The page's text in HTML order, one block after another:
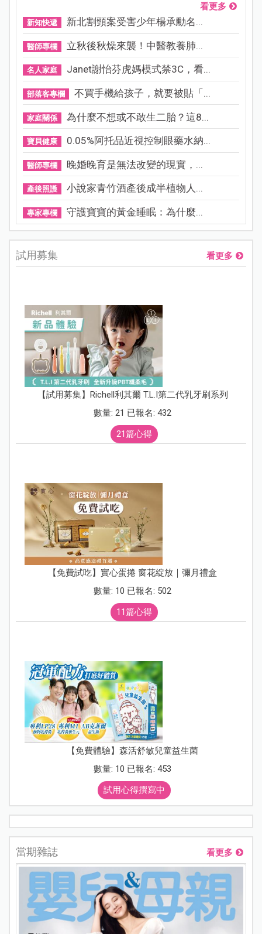
看更多
新知快遞 新北割頸案受害少年楊承勳名...
醫師專欄 立秋後秋燥來襲！中醫教養肺...
名人家庭 Janet謝怡芬虎媽模式禁3C，看...
部落客專欄 不買手機給孩子，就要被貼「...
家庭關係 為什麼不想或不敢生二胎？這8...
寶貝健康 0.05%阿托品近視控制眼藥水納...
醫師專欄 晚婚晚育是無法改變的現實，...
產後照護 小說家青竹酒產後成半植物人...
專家專欄 守護寶寶的黃金睡眠：為什麼...
試用募集 看更多
【試用募集】Richell利其爾 T.L.I第二代乳牙刷系列
數量: 21 已報名: 432
21篇心得
【免費試吃】實心蛋捲 窗花綻放｜彌月禮盒
數量: 10 已報名: 502
11篇心得
【免費體驗】森活舒敏兒童益生菌
數量: 10 已報名: 453
試用心得撰寫中
當期雜誌 看更多